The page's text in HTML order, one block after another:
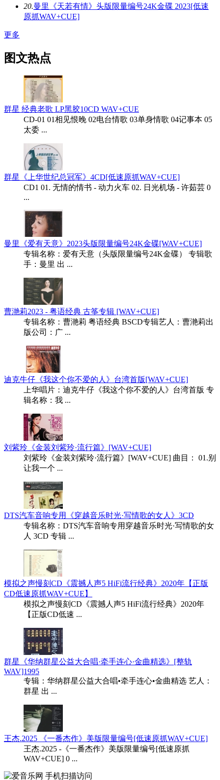
20.曼里《天若有情》头版限量编号24K金碟 2023[低速
原抓WAV+CUE]
更多
图文热点
群星 经典老歌 LP黑胶10CD WAV+CUE
CD-01 01相见恨晚 02电台情歌 03单身情歌 04记事本 05
太委 ...
群星《上华世纪总冠军》4CD[低速原抓WAV+CUE]
CD1 01. 无情的情书 - 动力火车 02. 日光机场 - 许茹芸 0
...
曼里《爱有天意》2023头版限量编号24K金碟[WAV+CUE]
专辑名称：爱有天意（头版限量编号24K金碟） 专辑歌
手：曼里 出 ...
曹滟莉2023 - 粤语经典 古筝专辑 [WAV+CUE]
专辑名称：曹滟莉 粤语经典 BSCD专辑艺人：曹滟莉出
版公司：广 ...
迪克牛仔《我这个你不爱的人》台湾首版[WAV+CUE]
上华唱片：迪克牛仔《我这个你不爱的人》台湾首版 专
辑名称：我 ...
刘紫玲《金装刘紫玲·流行篇》[WAV+CUE]
刘紫玲《金装刘紫玲·流行篇》[WAV+CUE] 曲目： 01.别
让我一个 ...
DTS汽车音响专用《穿越音乐时光·写情歌的女人》3CD
专辑名称：DTS汽车音响专用穿越音乐时光·写情歌的女
人 3CD 专辑 ...
模拟之声慢刻CD《震撼人声5 HiFi流行经典》2020年【正版
CD低速原抓WAV+CUE】
模拟之声慢刻CD《震撼人声5 HiFi流行经典》2020年
【正版CD低速 ...
群星《华纳群星公益大合唱·牵手连心·金曲精选》[整轨
WAV]1995
专辑：华纳群星公益大合唱•牵手连心•金曲精选 艺人：
群星 出 ...
王杰.2025 《一番杰作》美版限量编号[低速原抓WAV+CUE]
王杰.2025 -《一番杰作》美版限量编号[低速原抓
WAV+CUE] 0 ...
手机扫描访问